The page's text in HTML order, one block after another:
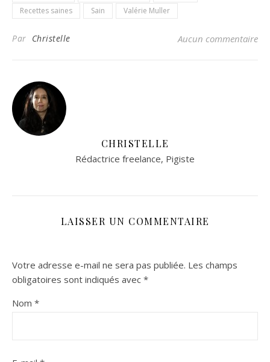
Recettes saines
Sain Valérie Muller
Par Christelle Aucun commentaire
CHRISTELLE
Rédactrice freelance, Pigiste
LAISSER UN COMMENTAIRE
Votre adresse e-mail ne sera pas publiée. Les champs
obligatoires sont indiqués avec *
Nom *